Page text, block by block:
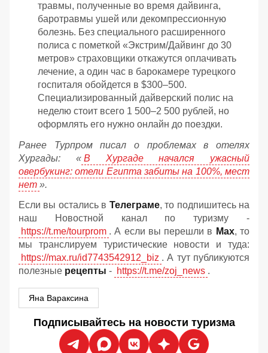
травмы, полученные во время дайвинга,
баротравмы ушей или декомпрессионную
болезнь. Без специального расширенного
полиса с пометкой «Экстрим/Дайвинг до 30
метров» страховщики откажутся оплачивать
лечение, а один час в барокамере турецкого
госпиталя обойдется в $300–500.
Специализированный дайверский полис на
неделю стоит всего 1 500–2 500 рублей, но
оформлять его нужно онлайн до поездки.
Ранее Турпром писал о проблемах в отелях
Хургады: « В Хургаде начался ужасный
овербукинг: отели Египта забиты на 100%, мест
нет ».
Если вы остались в Телеграме, то подпишитесь на
наш Новостной канал по туризму -
https://t.me/tourprom . А если вы перешли в Мах, то
мы транслируем туристические новости и туда:
https://max.ru/id7743542912_biz . А тут публикуются
полезные рецепты - https://t.me/zoj_news .
Яна Вараксина
Подписывайтесь на новости туризма